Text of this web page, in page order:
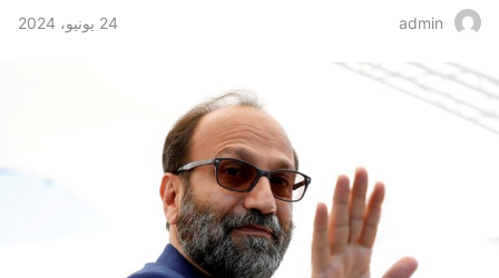
admin 24 يونيو، 2024